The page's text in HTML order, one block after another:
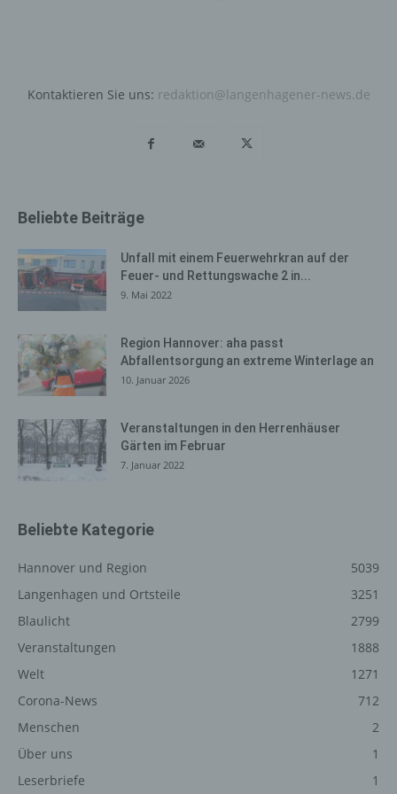
Kontaktieren Sie uns: redaktion@langenhagener-news.de
Beliebte Beiträge
Unfall mit einem Feuerwehrkran auf der
Feuer- und Rettungswache 2 in...
9. Mai 2022
Region Hannover: aha passt
Abfallentsorgung an extreme Winterlage an
10. Januar 2026
Veranstaltungen in den Herrenhäuser
Gärten im Februar
7. Januar 2022
Beliebte Kategorie
Hannover und Region
5039
Langenhagen und Ortsteile
3251
Blaulicht
2799
Veranstaltungen
1888
Welt
1271
Corona-News
712
Menschen
2
Über uns
1
Leserbriefe
1
Internetseite, von welcher ein zugreifendes System auf
die Unterwebseiten, welche über ein zugreifendes
Adresse), (7) der Internet-Service-Provider des
und Informationen, die der Gefahrenabwehr im Falle von
Angriffen auf unsere informationstechnologischen
Systeme dienen.
Informationen ziehen wird keine Rückschlüsse auf die
betroffene Person. Diese Informationen werden vielmehr
benötigt, um (1) die Inhalte unserer Internetseite korrekt
auszuliefern, (2) die Inhalte unserer Internetseite sowie
die Werbung für diese zu optimieren, (3) die dauerhafte
Funktionsfähigkeit unserer informationstechnologischen
Systeme und der Technik unserer Internetseite zu
gewährleisten sowie (4) um Strafverfolgungsbehörden
anonym erhobenen Daten und Informationen werden
Ziel ausgewertet, den Datenschutz und die
Datensicherheit in unserem Unternehmen zu erhöhen,
um letztlich ein optimales Schutzniveau für die von uns
sicherzustellen. Die anonymen Daten der Server-Logfiles
werden getrennt von allen durch eine betroffene Person
Internetseite
Die betroffene Person hat die Möglichkeit, sich auf der